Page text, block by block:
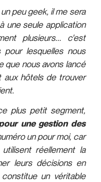
peu geek, il me sera
une seule application
plusieurs... c'est
pour lesquelles nous
que nous avons lancé
aux hôtels de trouver
plus petit segment,
une gestion des
un pour moi, car
réellement la
leurs décisions en
un véritable